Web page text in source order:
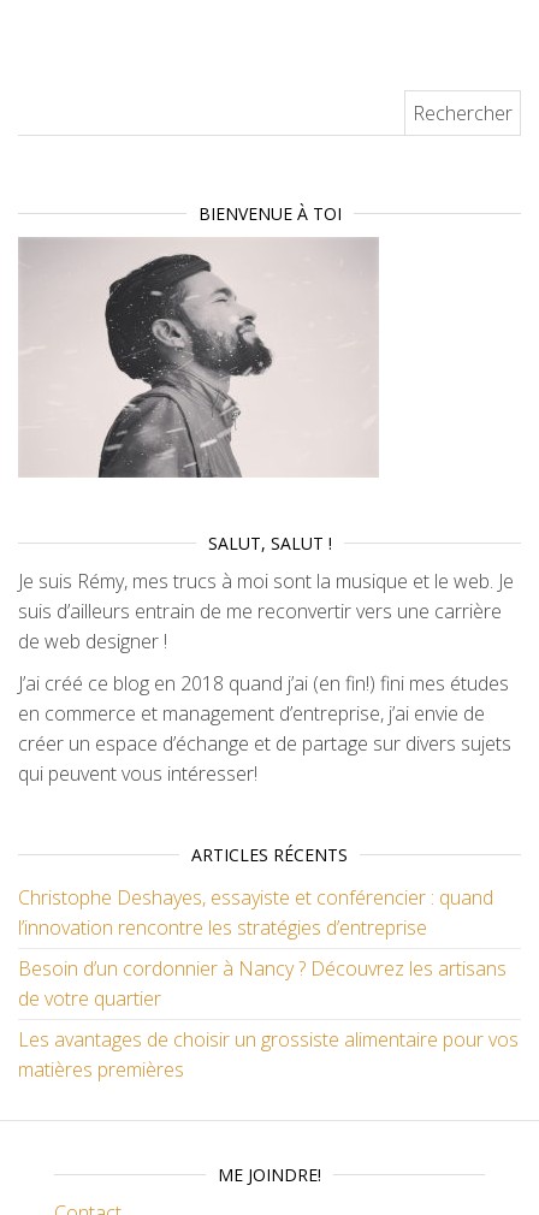
BIENVENUE À TOI
SALUT, SALUT !
Je suis Rémy, mes trucs à moi sont la musique et le web. Je
suis d’ailleurs entrain de me reconvertir vers une carrière
de web designer !
J’ai créé ce blog en 2018 quand j’ai (en fin!) fini mes études
en commerce et management d’entreprise, j’ai envie de
créer un espace d’échange et de partage sur divers sujets
qui peuvent vous intéresser!
ARTICLES RÉCENTS
Christophe Deshayes, essayiste et conférencier : quand
l’innovation rencontre les stratégies d’entreprise
Besoin d’un cordonnier à Nancy ? Découvrez les artisans
de votre quartier
Les avantages de choisir un grossiste alimentaire pour vos
matières premières
ME JOINDRE!